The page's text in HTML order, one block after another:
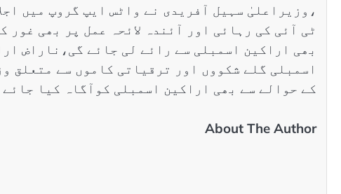
،وزیراعلیٰ سہیل آفریدی نے واٹس ایپ گروپ میں
ٹی آئی کی رہائی اور آئندہ لائحہ عمل پر بھی
بھی اراکین اسمبلی سے رائے لی جائے گی،ناراض
اسمبلی گلے شکووں اور ترقیاتی کاموں سے متعلق
کے حوالے سے بھی اراکین اسمبلی کوآگاہ کیا جائے
About The Author